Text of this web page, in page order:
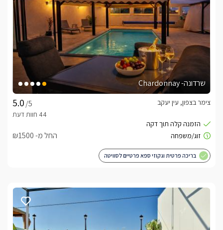
שרדונה- Chardonnay
/5
צימר בצפון, עין יעקב
החל מ- ₪1500
בריכה פרטית וגקוזי ספא פרטיים לסוויטה